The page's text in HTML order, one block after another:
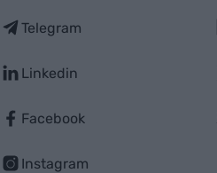
Telegram
Linkedin
Facebook
Instagram